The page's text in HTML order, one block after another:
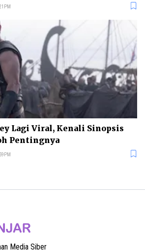
Lagi Viral, Kenali Sinopsis
Pentingnya
Media Siber